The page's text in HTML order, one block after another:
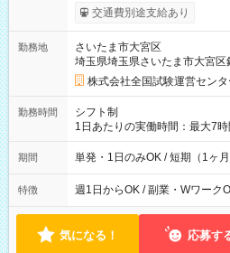
※勤務回数により昇給あり 【
り！】 希望される場合、勤務
例】 ・河合塾模擬試験 8:30～
×8時間＝日収10,400円＋交通
円の場合あり ・国家試験 7:00
円（役割手当＋100円）×6時間＝日
間】試用期間なし
交通費別途支給あり
勤務地
さいたま市大宮区
埼玉県埼玉県さいたま市大宮区
株式会社全国試験運営センタ
勤務時間
シフト制
1日あたりの実働時間：最大7
間は 試験により異なります。
期間 単発・1日のみOK / 短期（1ヶ月
特徴 週1日からOK / 副業・Wワーク
気になる！ 応募す